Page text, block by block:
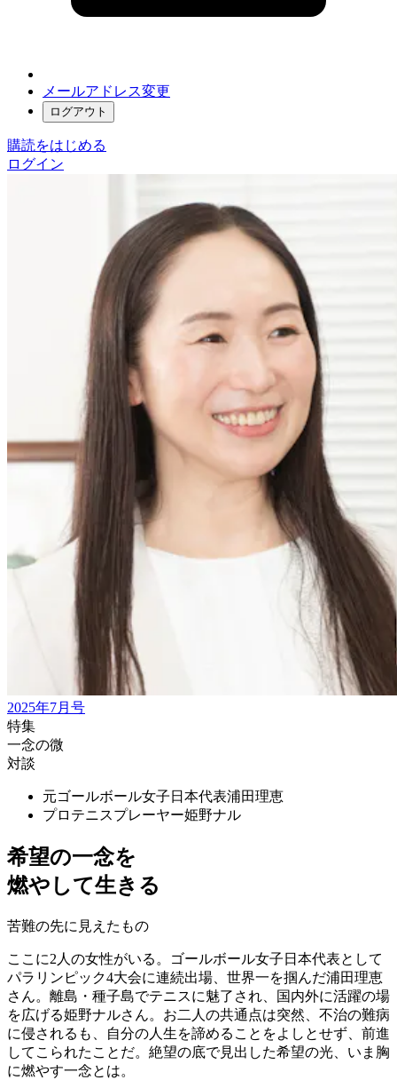
メールアドレス変更
ログアウト
購読をはじめる
ログイン
2025年7月号
特集
一念の微
対談
元ゴールボール女子日本代表浦田理恵
プロテニスプレーヤー姫野ナル
希望の一念を
燃やして生きる
苦難の先に見えたもの
ここに2人の女性がいる。ゴールボール女子日本代表として
パラリンピック4大会に連続出場、世界一を掴んだ浦田理恵
さん。離島・種子島でテニスに魅了され、国内外に活躍の場
を広げる姫野ナルさん。お二人の共通点は突然、不治の難病
に侵されるも、自分の人生を諦めることをよしとせず、前進
してこられたことだ。絶望の底で見出した希望の光、いま胸
に燃やす一念とは。